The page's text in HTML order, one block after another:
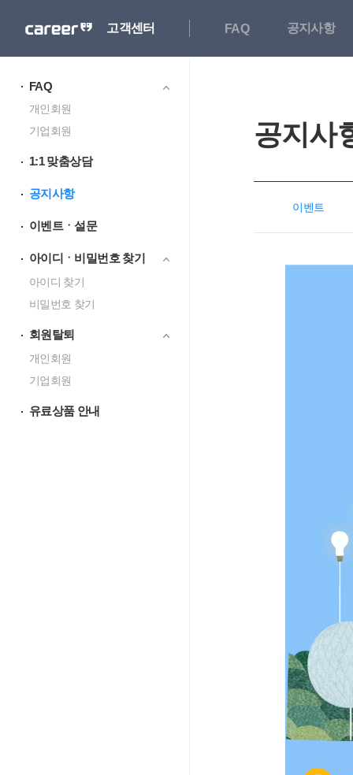
고객센터 FAQ 공지사항
FAQ
개인회원
기업회원
1:1 맞춤상담
공지사항
이벤트ㆍ설문
아이디ㆍ비밀번호 찾기
아이디 찾기
비밀번호 찾기
회원탈퇴
개인회원
기업회원
유료상품 안내
공지사
이벤트